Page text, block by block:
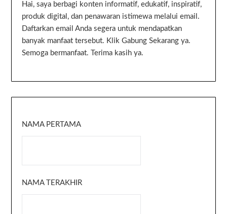
Hai, saya berbagi konten informatif, edukatif, inspiratif,
produk digital, dan penawaran istimewa melalui email.
Daftarkan email Anda segera untuk mendapatkan
banyak manfaat tersebut. Klik Gabung Sekarang ya.
Semoga bermanfaat. Terima kasih ya.
NAMA PERTAMA
NAMA TERAKHIR